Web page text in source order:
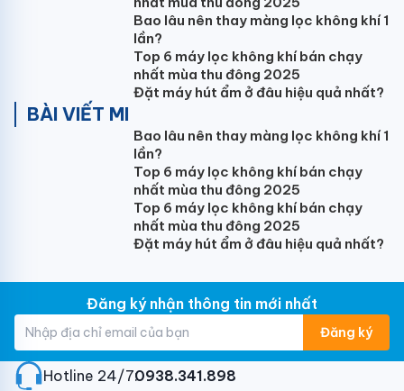
Bao lâu nên thay màng lọc không khí 1
lần?
Top 6 máy lọc không khí bán chạy
nhất mùa thu đông 2025
Đặt máy hút ẩm ở đâu hiệu quả nhất?
BÀI VIẾT MI
Bao lâu nên thay màng lọc không khí 1
lần?
Top 6 máy lọc không khí bán chạy
nhất mùa thu đông 2025
Top 6 máy lọc không khí bán chạy
nhất mùa thu đông 2025
Đặt máy hút ẩm ở đâu hiệu quả nhất?
Đăng ký nhận thông tin mới nhất
Đăng ký
Hotline 24/7:0938.341.898